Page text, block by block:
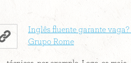
Inglês fluente garante vaga?
Grupo Rome